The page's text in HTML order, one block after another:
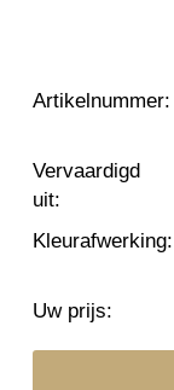
Artikelnummer:
Vervaardigd
uit:
Kleurafwerking:
Uw prijs: